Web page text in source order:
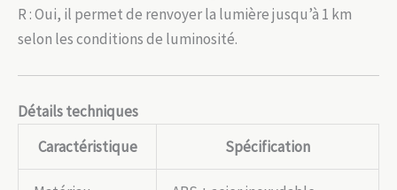
R : Oui, il permet de renvoyer la lumière jusqu’à 1 km
selon les conditions de luminosité.
Détails techniques
Caractéristique
Spécification